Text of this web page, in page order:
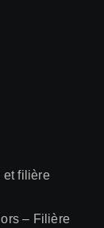
et filière
– Filière